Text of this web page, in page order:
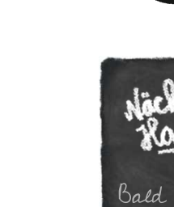
Die
ist noch